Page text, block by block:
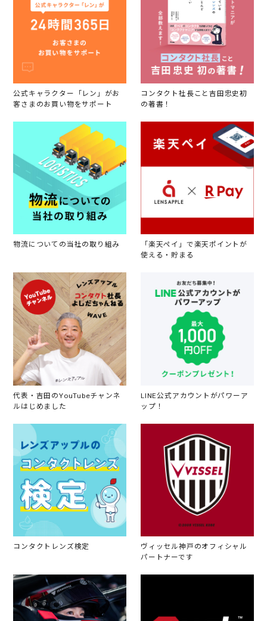
公式キャラクター「レン」がお
客さまのお買い物をサポート
コンタクト社長こと吉田忠史初
の著書！
物流についての当社の取り組み
「楽天ペイ」で楽天ポイントが
使える・貯まる
代表・吉田のYouTubeチャンネ
ルはじめました
LINE公式アカウントがパワーア
ップ！
コンタクトレンズ検定
ヴィッセル神戸のオフィシャル
パートナーです